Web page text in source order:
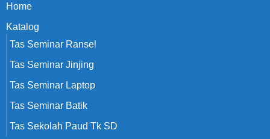
Home
Katalog
Tas Seminar Ransel
Tas Seminar Jinjing
Tas Seminar Laptop
Tas Seminar Batik
Tas Sekolah Paud Tk SD